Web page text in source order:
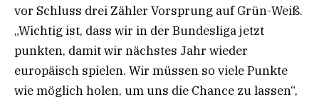
vor Schluss drei Zähler Vorsprung auf Grün-Weiß.
„Wichtig ist, dass wir in der Bundesliga jetzt
punkten, damit wir nächstes Jahr wieder
europäisch spielen. Wir müssen so viele Punkte
wie möglich holen, um uns die Chance zu lassen“,